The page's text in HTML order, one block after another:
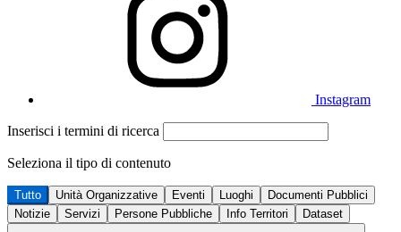
Instagram
Inserisci i termini di ricerca
Seleziona il tipo di contenuto
Tutto Unità Organizzative Eventi Luoghi
Documenti Pubblici
Notizie
Servizi Persone Pubbliche Info Territori Dataset